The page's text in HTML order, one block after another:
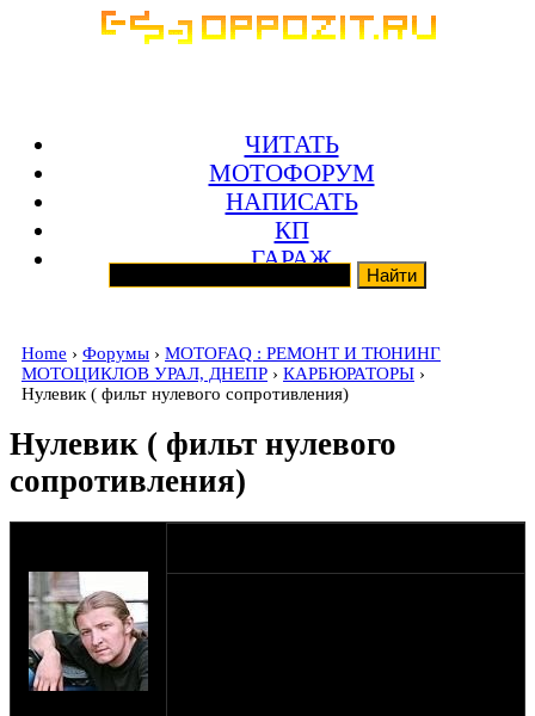
ЧИТАТЬ
МОТОФОРУМ
НАПИСАТЬ
КП
ГАРАЖ
Home › Форумы › MOTOFAQ : РЕМОНТ И ТЮНИНГ
МОТОЦИКЛОВ УРАЛ, ДНЕПР › КАРБЮРАТОРЫ ›
Нулевик ( фильт нулевого сопротивления)
Нулевик ( фильт нулевого
сопротивления)